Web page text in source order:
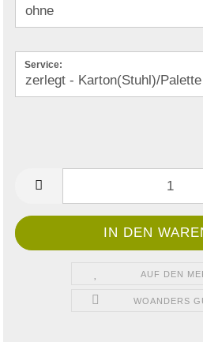
Service:
AUF DEN
WOANDERS